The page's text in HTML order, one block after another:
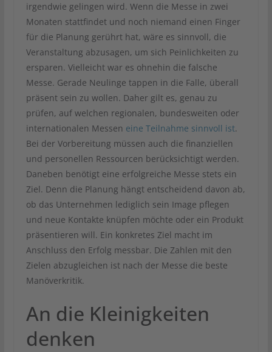
irgendwie gelingen wird. Wenn die Messe in zwei
Monaten stattfindet und noch niemand einen Finger
für die Planung gerührt hat, wäre es sinnvoll, die
Veranstaltung abzusagen, um sich Peinlichkeiten zu
ersparen. Vielleicht war es ohnehin die falsche
Messe. Gerade Neulinge tappen in die Falle, überall
präsent sein zu wollen. Daher gilt es, genau zu
prüfen, auf welchen regionalen, bundesweiten oder
internationalen Messen eine Teilnahme sinnvoll ist.
Bei der Vorbereitung müssen auch die finanziellen
und personellen Ressourcen berücksichtigt werden.
Daneben benötigt eine erfolgreiche Messe stets ein
Ziel. Denn die Planung hängt entscheidend davon ab,
ob das Unternehmen lediglich sein Image pflegen
und neue Kontakte knüpfen möchte oder ein Produkt
präsentieren will. Ein konkretes Ziel macht im
Anschluss den Erfolg messbar. Die Zahlen mit den
Zielen abzugleichen ist nach der Messe die beste
Manöverkritik.
An die Kleinigkeiten
denken